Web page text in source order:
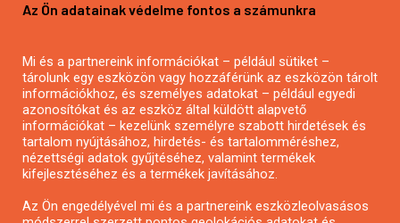
Mezőgazdasági pályázatírás
Pályázatírás civil szervezeteknek
Pályázatírás önkormányzatoknak
Pályázatfigyelés
Specifikus pályázatfigyelés vagy hírlevél
Az Ön adatainak védelme fontos a számunkra
Mi és a partnereink információkat – például sütiket –
tárolunk egy eszközön vagy hozzáférünk az eszközön tárolt
információkhoz, és személyes adatokat – például egyedi
azonosítókat és az eszköz által küldött alapvető
információkat – kezelünk személyre szabott hirdetések és
tartalom nyújtásához, hirdetés- és tartalomméréshez,
nézettségi adatok gyűjtéséhez, valamint termékek
kifejlesztéséhez és a termékek javításához.
Az Ön engedélyével mi és a partnereink eszközleolvasásos